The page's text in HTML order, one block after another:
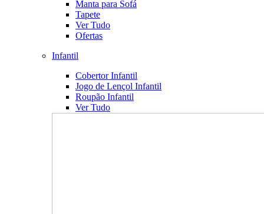
Manta para Sofá
Tapete
Ver Tudo
Ofertas
Infantil
Cobertor Infantil
Jogo de Lençol Infantil
Roupão Infantil
Ver Tudo